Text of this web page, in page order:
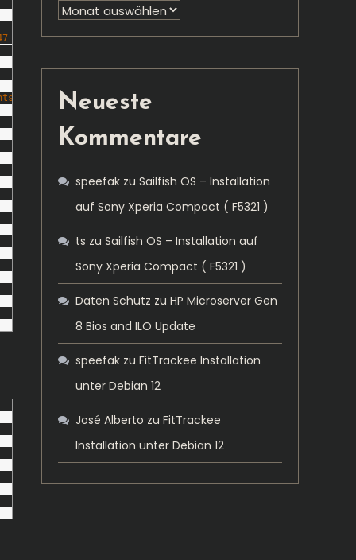
GiB on 64 GiB devices):
(= -1596M) for a 4 GiB or -1935 extents (= -7740M) for a 10
Archiv
Neueste
Kommentare
speefak zu Sailfish OS – Installation
auf Sony Xperia Compact ( F5321 )
ts zu Sailfish OS – Installation auf
Sony Xperia Compact ( F5321 )
Daten Schutz zu HP Microserver Gen
8 Bios and ILO Update
speefak zu FitTrackee Installation
unter Debian 12
José Alberto zu FitTrackee
Installation unter Debian 12